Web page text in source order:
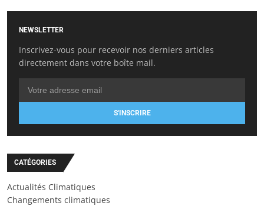
NEWSLETTER
Inscrivez-vous pour recevoir nos derniers articles
directement dans votre boîte mail.
S'INSCRIRE
CATÉGORIES
Actualités Climatiques
Changements climatiques